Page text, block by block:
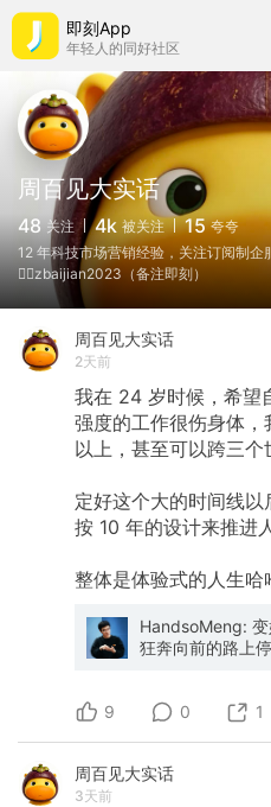
即刻App
年轻人的同好社区
周百见大实话
48 关注 4k 被关注 15 夸夸
12 年科技市场营销经验，关注订阅制企
💁‍♀️zbaijian2023（备注即刻）
周百见大实话
2天前
我在 24 岁时候，希望
强度的工作很伤身体
以上，甚至可以跨三个
定好这个大的时间线以
按 10 年的设计来推进
整体是体验式的人生哈
HandsoMeng: 变好的念头 很
狂奔向前的路上
受一个人干 N 个
刻，让自己能够
9 0 1
周百见大实话
3天前